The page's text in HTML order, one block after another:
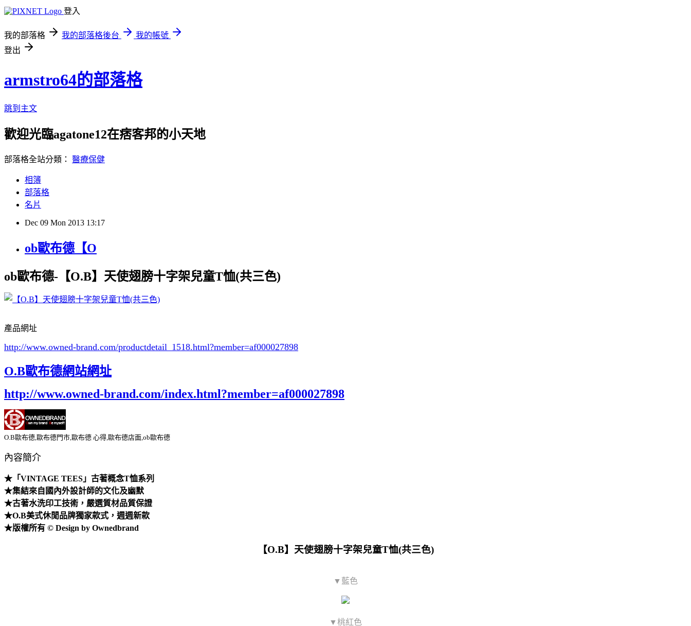
登入
我的部落格 我的部落格後台
我的帳號
登出
armstro64的部落格
跳到主文
歡迎光臨agatone12在痞客邦的小天地
部落格全站分類： 醫療保健
相簿
部落格
名片
Dec 09 Mon 2013 13:17
ob歐布德【O
ob歐布德-【O.B】天使翅膀十字架兒童T恤(共三色)
產品網址
http://www.owned-brand.com/productdetail_1518.html?member=af000027898
O.B歐布德網站網址
http://www.owned-brand.com/index.html?member=af000027898
O.B歐布德,歐布德門市,歐布德 心得,歐布德店面,ob歐布德
內容簡介
★「VINTAGE TEES」古著概念T恤系列
★集結來自國內外設計師的文化及幽默
★古著水洗印工技術，嚴選質材品質保證
★O.B美式休閒品牌獨家款式，週週新款
★版權所有 © Design by Ownedbrand
【O.B】天使翅膀十字架兒童T恤(共三色)
▼藍色
▼桃紅色